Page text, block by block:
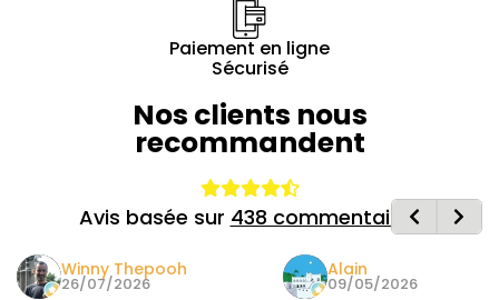
Paiement en ligne
Sécurisé
Nos clients nous
recommandent
Avis basée sur 438 commentaires
Winny Thepooh
26/07/2026
Alain
09/05/2026